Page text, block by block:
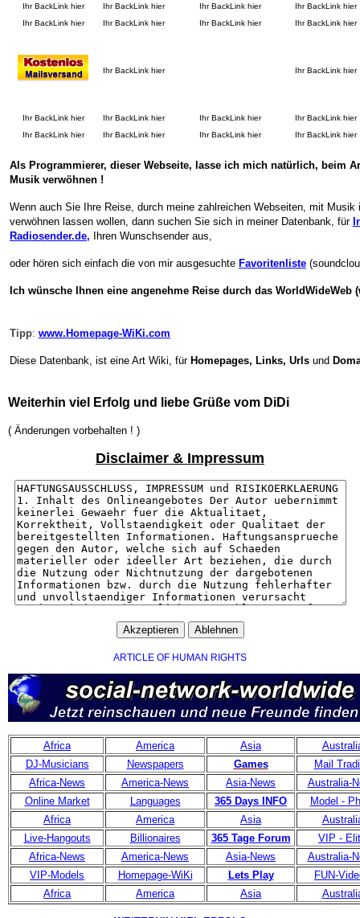
Ihr BackLink hier Ihr BackLink hier Ihr BackLink hier
Ihr BackLink hier
Ihr BackLink hier
Ihr BackLink hier Ihr BackLink hier Ihr BackLink hier
Ihr BackLink hier Ihr BackLink hier
Ihr BackLink hier Ihr BackLink hier Ihr BackLink hier
Ihr BackLink hier
Ihr BackLink hier
Ihr BackLink hier Ihr BackLink hier Ihr BackLink hier
Als Programmierer, dieser Webseite, lasse ich mich natürlich, beim
Musik verwöhnen !
Wenn auch Sie Ihre Reise, durch meine zahlreichen Webseiten, mit Musik
verwöhnen lassen wollen, dann suchen Sie sich in meiner Datenbank, für
Radiosender.de, Ihren Wunschsender aus,
oder hören sich einfach die von mir ausgesuchte Favoritenliste
Ich wünsche Ihnen eine angenehme Reise durch das WorldWideWeb
Tipp: www.Homepage-WiKi.com
Diese Datenbank, ist eine Art Wiki, für Homepages, Links, Urls und
Weiterhin viel Erfolg und liebe Grüße vom DiDi
( Änderungen vorbehalten ! )
Disclaimer & Impressum
ARTICLE OF HUMAN RIGHTS
Africa America Asia
DJ-Musicians
Newspapers Games
Mail
Africa-News
America-News Asia-News
Australia-
Online Market
Languages 365 Days INFO
Model -
Africa
America Asia
Live-Hangouts
Billionaires 365 Tage Forum
VIP -
Africa-News
America-News Asia-News
Australia-
VIP-Models
Homepage-WiKi Lets Play
FUN-
Africa
America Asia